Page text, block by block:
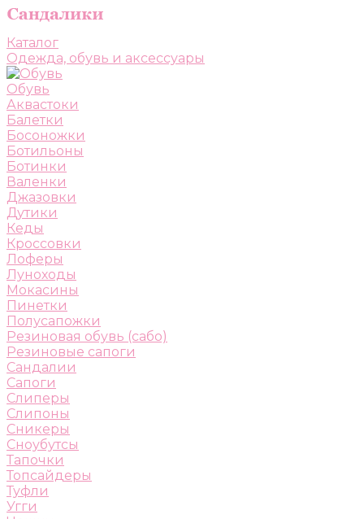
Каталог
Одежда, обувь и аксессуары
Обувь
Аквастоки
Балетки
Босоножки
Ботильоны
Ботинки
Валенки
Джазовки
Дутики
Кеды
Кроссовки
Лоферы
Луноходы
Мокасины
Пинетки
Полусапожки
Резиновая обувь (сабо)
Резиновые сапоги
Сандалии
Сапоги
Слиперы
Слипоны
Сникеры
Сноубутсы
Тапочки
Топсайдеры
Туфли
Угги